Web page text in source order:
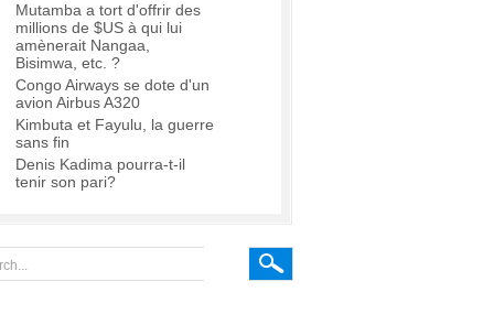
Mutamba a tort d'offrir des
millions de $US à qui lui
amènerait Nangaa,
Bisimwa, etc. ?
Congo Airways se dote d'un
avion Airbus A320
Kimbuta et Fayulu, la guerre
sans fin
Denis Kadima pourra-t-il
tenir son pari?